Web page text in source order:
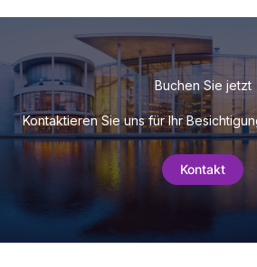
Buchen Sie jetzt
Kontaktieren Sie uns für Ihr
Kontakt